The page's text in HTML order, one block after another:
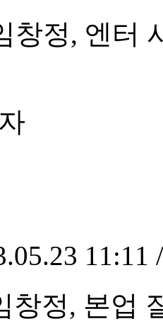
창정, 엔터
11:11
창정, 본업